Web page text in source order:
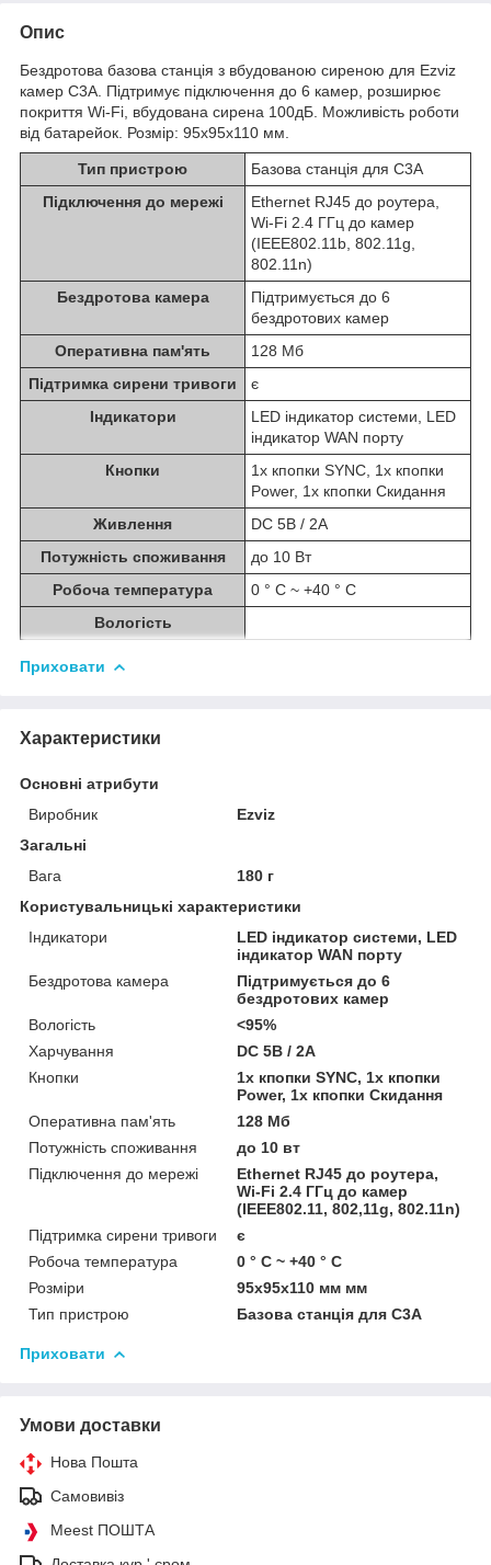
Опис
Бездротова базова станція з вбудованою сиреною для Ezviz
камер C3A. Підтримує підключення до 6 камер, розширює
покриття Wi-Fi, вбудована сирена 100дБ. Можливість роботи
від батарейок. Розмір: 95х95х110 мм.
Тип пристрою
Базова станція для C3A
Підключення до мережі
Ethernet RJ45 до роутера,
Wi-Fi 2.4 ГГц до камер
(IEEE802.11b, 802.11g,
802.11n)
Бездротова камера
Підтримується до 6
бездротових камер
Оперативна пам'ять
128 Мб
Підтримка сирени тривоги
є
Індикатори
LED індикатор системи, LED
індикатор WAN порту
Кнопки
1x кпопки SYNC, 1x кпопки
Power, 1x кпопки Скидання
Живлення
DC 5В / 2A
Потужність споживання
до 10 Вт
Робоча температура
0 ° C ~ +40 ° C
Вологість
Приховати
Характеристики
Основні атрибути
Виробник
Ezviz
Загальні
Вага
180 г
Користувальницькі характеристики
Індикатори
LED індикатор системи, LED
індикатор WAN порту
Бездротова камера
Підтримується до 6
бездротових камер
Вологість
<95%
Харчування
DC 5В / 2A
Кнопки
1x кпопки SYNC, 1x кпопки
Power, 1x кпопки Скидання
Оперативна пам'ять
128 Мб
Потужність споживання
до 10 вт
Підключення до мережі
Ethernet RJ45 до роутера,
Wi-Fi 2.4 ГГц до камер
(IEEE802.11, 802,11g, 802.11n)
Підтримка сирени тривоги
є
Робоча температура
0 ° C ~ +40 ° C
Розміри
95х95х110 мм мм
Тип пристрою
Базова станція для C3A
Приховати
Умови доставки
Нова Пошта
Самовивіз
Meest ПОШТА